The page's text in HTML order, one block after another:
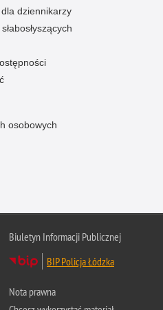
dziennikarzy
osobowych
Biuletyn Informacji Publicznej
BIP Policja Łódzka
Nota prawna